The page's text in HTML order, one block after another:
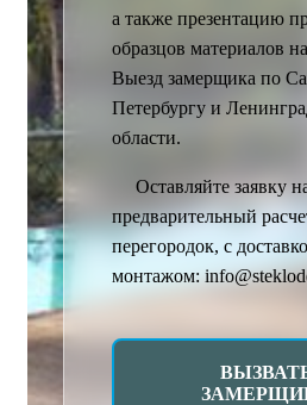
а также презентацию
образцов материалов
Выезд замерщика по
Петербургу и
области.
Оставляйте заявку
предварительный
перегородок, с
монтажом: